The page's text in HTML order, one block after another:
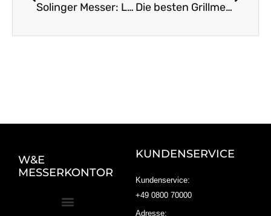
Solinger Messer: Langlebige Begleiter in deiner Küche Die besten Grillmesser für echte Fleischliebhaber
W&E
MESSERKONTOR
KUNDENSERVICE
Kundenservice:
+49 0800 70000
Adresse: